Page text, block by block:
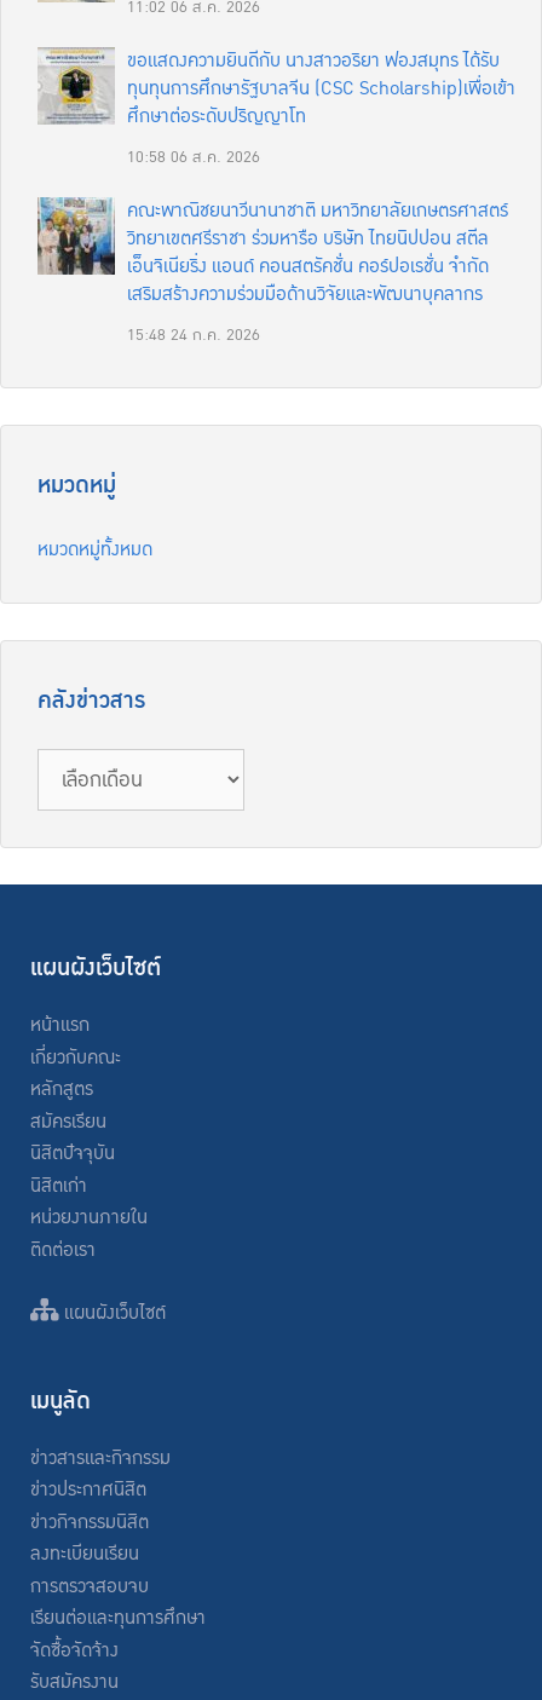
11:02 06 ส.ค. 2026
ขอแสดงความยินดีกับ นางสาวอริยา ฟองสมุทร ได้รับ
ทุนทุนการศึกษารัฐบาลจีน (CSC Scholarship)เพื่อเข้า
ศึกษาต่อระดับปริญญาโท
10:58 06 ส.ค. 2026
คณะพาณิชยนาวีนานาชาติ มหาวิทยาลัยเกษตรศาสตร์
วิทยาเขตศรีราชา ร่วมหารือ บริษัท ไทยนิปปอน สตีล
เอ็นจิเนียริ่ง แอนด์ คอนสตรัคชั่น คอร์ปอเรชั่น จำกัด
เสริมสร้างความร่วมมือด้านวิจัยและพัฒนาบุคลากร
15:48 24 ก.ค. 2026
หมวดหมู่
หมวดหมู่ทั้งหมด
คลังข่าวสาร
แผนผังเว็บไซต์
หน้าแรก
เกี่ยวกับคณะ
หลักสูตร
สมัครเรียน
นิสิตปัจจุบัน
นิสิตเก่า
หน่วยงานภายใน
ติดต่อเรา
แผนผังเว็บไซต์
เมนูลัด
ข่าวสารและกิจกรรม
ข่าวประกาศนิสิต
ข่าวกิจกรรมนิสิต
ลงทะเบียนเรียน
การตรวจสอบจบ
เรียนต่อและทุนการศึกษา
จัดซื้อจัดจ้าง
รับสมัครงาน